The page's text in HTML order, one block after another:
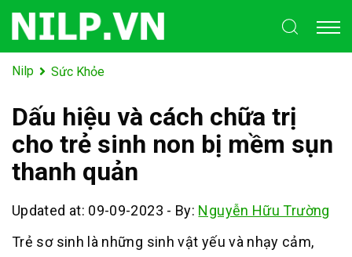
Nilp Sức Khỏe
Dấu hiệu và cách chữa trị
cho trẻ sinh non bị mềm sụn
thanh quản
Updated at: 09-09-2023 - By: Nguyễn Hữu Trường
Trẻ sơ sinh là những sinh vật yếu và nhạy cảm,